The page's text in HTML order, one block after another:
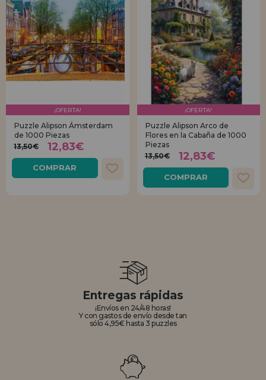
¡OFERTA!
Puzzle Alipson Ámsterdam
de 1000 Piezas
13,50€
12,83€
COMPRAR
¡OFERTA!
Puzzle Alipson Arco de
Flores en la Cabaña de 1000
Piezas
13,50€
12,83€
COMPRAR
Entregas rápidas
¡Envíos en 24/48 horas!
Y con gastos de envío desde tan
sólo 4,95€ hasta 3 puzzles